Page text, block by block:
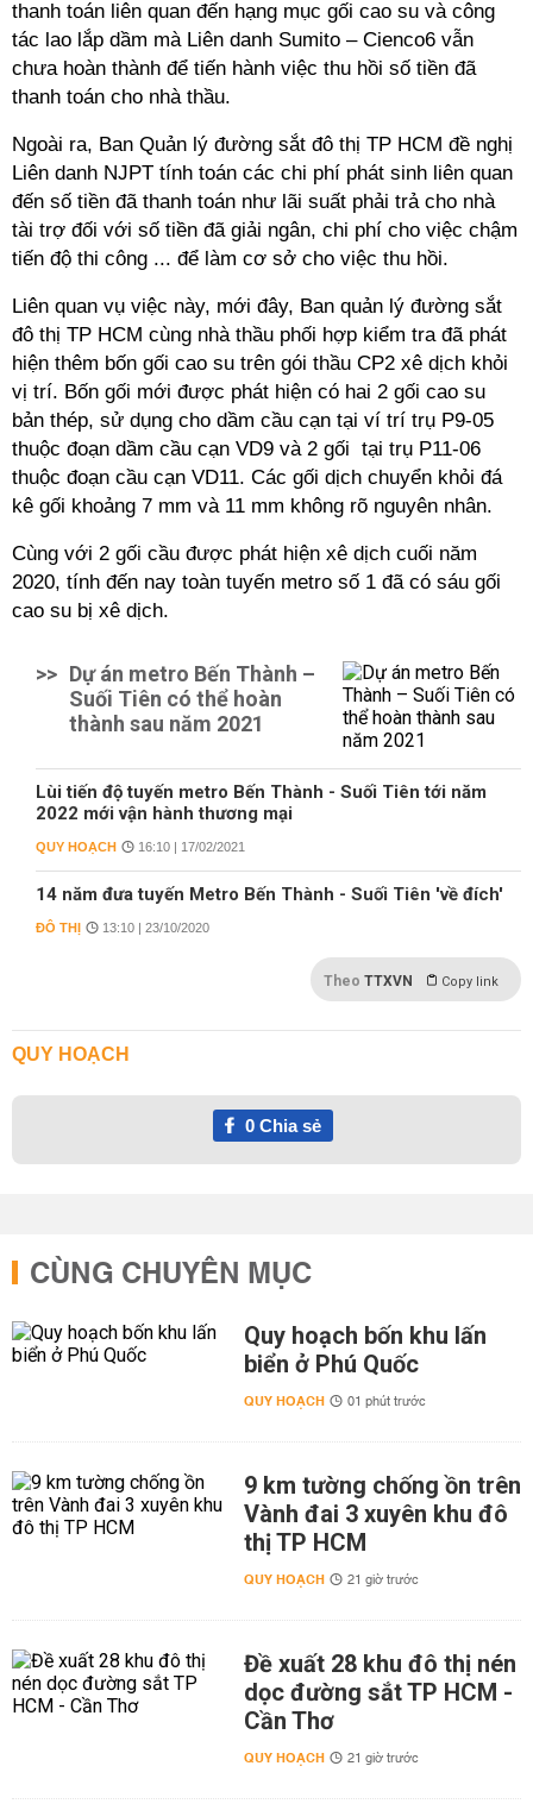
thanh toán liên quan đến hạng mục gối cao su và công
tác lao lắp dầm mà Liên danh Sumito – Cienco6 vẫn
chưa hoàn thành để tiến hành việc thu hồi số tiền đã
thanh toán cho nhà thầu.
Ngoài ra, Ban Quản lý đường sắt đô thị TP HCM đề nghị
Liên danh NJPT tính toán các chi phí phát sinh liên quan
đến số tiền đã thanh toán như lãi suất phải trả cho nhà
tài trợ đối với số tiền đã giải ngân, chi phí cho việc chậm
tiến độ thi công ... để làm cơ sở cho việc thu hồi.
Liên quan vụ việc này, mới đây, Ban quản lý đường sắt
đô thị TP HCM cùng nhà thầu phối hợp kiểm tra đã phát
hiện thêm bốn gối cao su trên gói thầu CP2 xê dịch khỏi
vị trí. Bốn gối mới được phát hiện có hai 2 gối cao su
bản thép, sử dụng cho dầm cầu cạn tại ví trí trụ P9-05
thuộc đoạn dầm cầu cạn VD9 và 2 gối tại trụ P11-06
thuộc đoạn cầu cạn VD11. Các gối dịch chuyển khỏi đá
kê gối khoảng 7 mm và 11 mm không rõ nguyên nhân.
Cùng với 2 gối cầu được phát hiện xê dịch cuối năm
2020, tính đến nay toàn tuyến metro số 1 đã có sáu gối
cao su bị xê dịch.
>> Dự án metro Bến Thành –
Suối Tiên có thể hoàn
thành sau năm 2021
Lùi tiến độ tuyến metro Bến Thành - Suối Tiên tới năm
2022 mới vận hành thương mại
QUY HOẠCH 16:10 | 17/02/2021
14 năm đưa tuyến Metro Bến Thành - Suối Tiên 'về đích'
ĐÔ THỊ 13:10 | 23/10/2020
Theo TTXVN Copy link
QUY HOẠCH
0Chia sẻ
CÙNG CHUYÊN MỤC
Quy hoạch bốn khu lấn
biển ở Phú Quốc
QUY HOẠCH 01 phút trước
9 km tường chống ồn trên
Vành đai 3 xuyên khu đô
thị TP HCM
QUY HOẠCH 21 giờ trước
Đề xuất 28 khu đô thị nén
dọc đường sắt TP HCM -
Cần Thơ
QUY HOẠCH 21 giờ trước